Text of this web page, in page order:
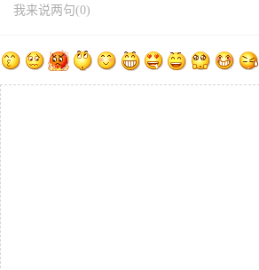
我来说两句(0)